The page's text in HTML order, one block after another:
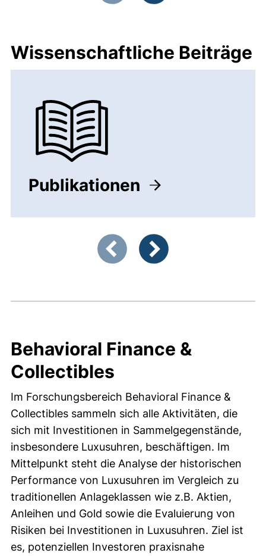
Wissenschaftliche Beiträge
Publikationen
Zeigt Folie 1 von 2
Behavioral Finance &
Collectibles
Im Forschungsbereich Behavioral Finance &
Collectibles sammeln sich alle Aktivitäten, die
sich mit Investitionen in Sammelgegenstände,
insbesondere Luxusuhren, beschäftigen. Im
Mittelpunkt steht die Analyse der historischen
Performance von Luxusuhren im Vergleich zu
traditionellen Anlageklassen wie z.B. Aktien,
Anleihen und Gold sowie die Evaluierung von
Risiken bei Investitionen in Luxusuhren. Ziel ist
es, potenziellen Investoren praxisnahe